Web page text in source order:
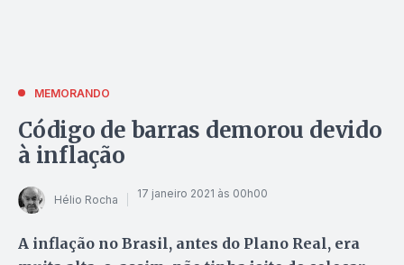
MEMORANDO
Código de barras demorou devido
à inflação
Hélio Rocha 17 janeiro 2021 às 00h00
A inflação no Brasil, antes do Plano Real, era